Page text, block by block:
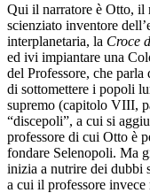
Qui il narratore è Otto, il
scienziato inventore
interplanetaria, la Croce
ed ivi impiantare una
del Professore, che
di sottomettere i popoli
supremo (capitolo VIII,
“discepoli”, a cui si
professore di cui Otto è
fondare Selenopoli. Ma
inizia a nutrire dei dubbi
a cui il professore